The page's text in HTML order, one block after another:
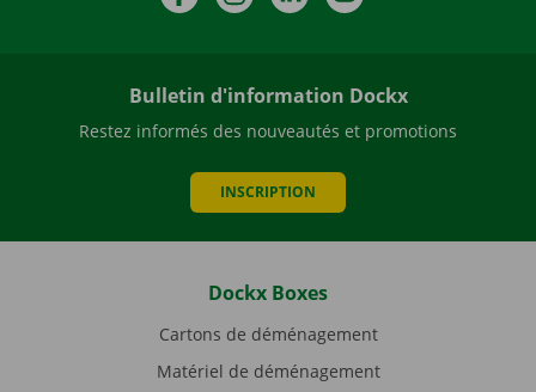
Bulletin d'information Dockx
Restez informés des nouveautés et promotions
INSCRIPTION
Dockx Boxes
Cartons de déménagement
Matériel de déménagement